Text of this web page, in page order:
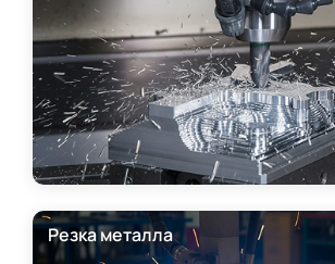
Резка металла